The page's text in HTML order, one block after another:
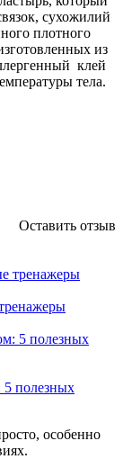
сухожилий
плотного
из
клей
тела.
Оставить отзыв
5 полезных
особенно